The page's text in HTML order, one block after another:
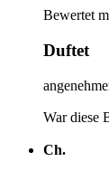
Bewertet
Duftet
War diese
Ch.